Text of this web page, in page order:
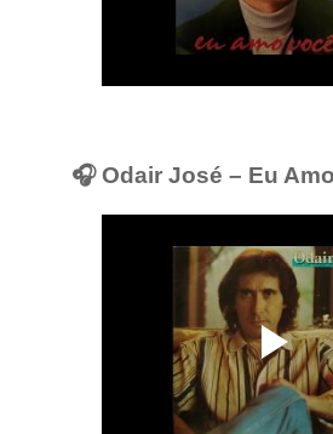
🎧 Odair José – Eu